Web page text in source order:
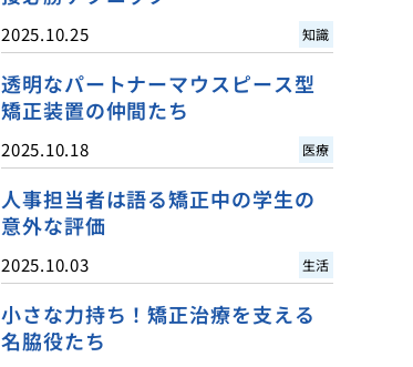
2025.10.25 知識
透明なパートナーマウスピース型
矯正装置の仲間たち
2025.10.18 医療
人事担当者は語る矯正中の学生の
意外な評価
2025.10.03 生活
小さな力持ち！矯正治療を支える
名脇役たち